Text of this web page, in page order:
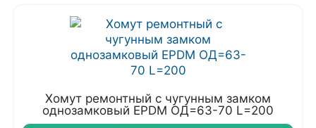
Хомут ремонтный с чугунным замком
однозамковый EPDM ОД=63-70 L=200